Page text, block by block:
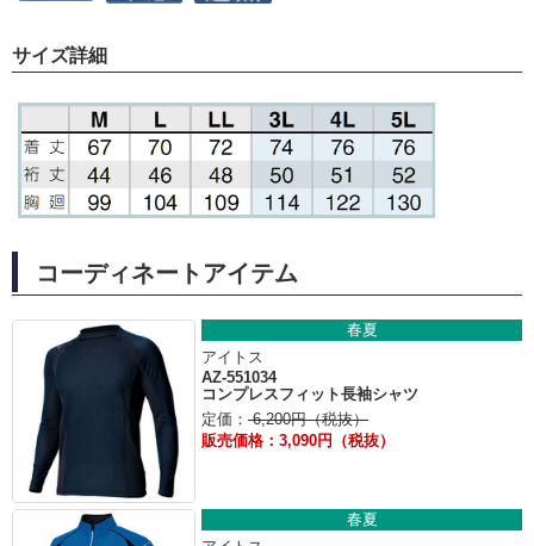
サイズ詳細
コーディネートアイテム
春夏
アイトス
AZ-551034
コンプレスフィット長袖シャツ
定価： 6,200円（税抜）
販売価格：3,090円（税抜）
春夏